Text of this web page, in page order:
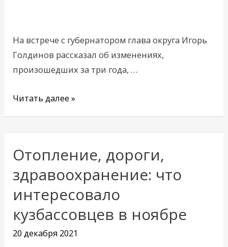
На встрече с губернатором глава округа Игорь
Голдинов рассказал об изменениях,
произошедших за три года, …
Читать далее »
Отопление, дороги,
здравоохранение: что
интересовало
кузбассовцев в ноябре
20 декабря 2021
Отопление,
здравоохранение:
что
интересовало
кузбассовцев
в